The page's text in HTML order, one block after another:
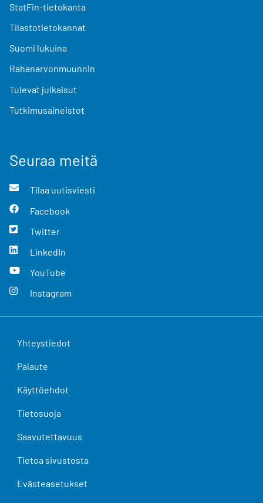
StatFin-tietokanta
Tilastotietokannat
Suomi lukuina
Rahanarvonmuunnin
Tulevat julkaisut
Tutkimusaineistot
Seuraa meitä
Tilaa uutisviesti
Facebook
Twitter
LinkedIn
YouTube
Instagram
Yhteystiedot
Palaute
Käyttöehdot
Tietosuoja
Saavutettavuus
Tietoa sivustosta
Evästeasetukset